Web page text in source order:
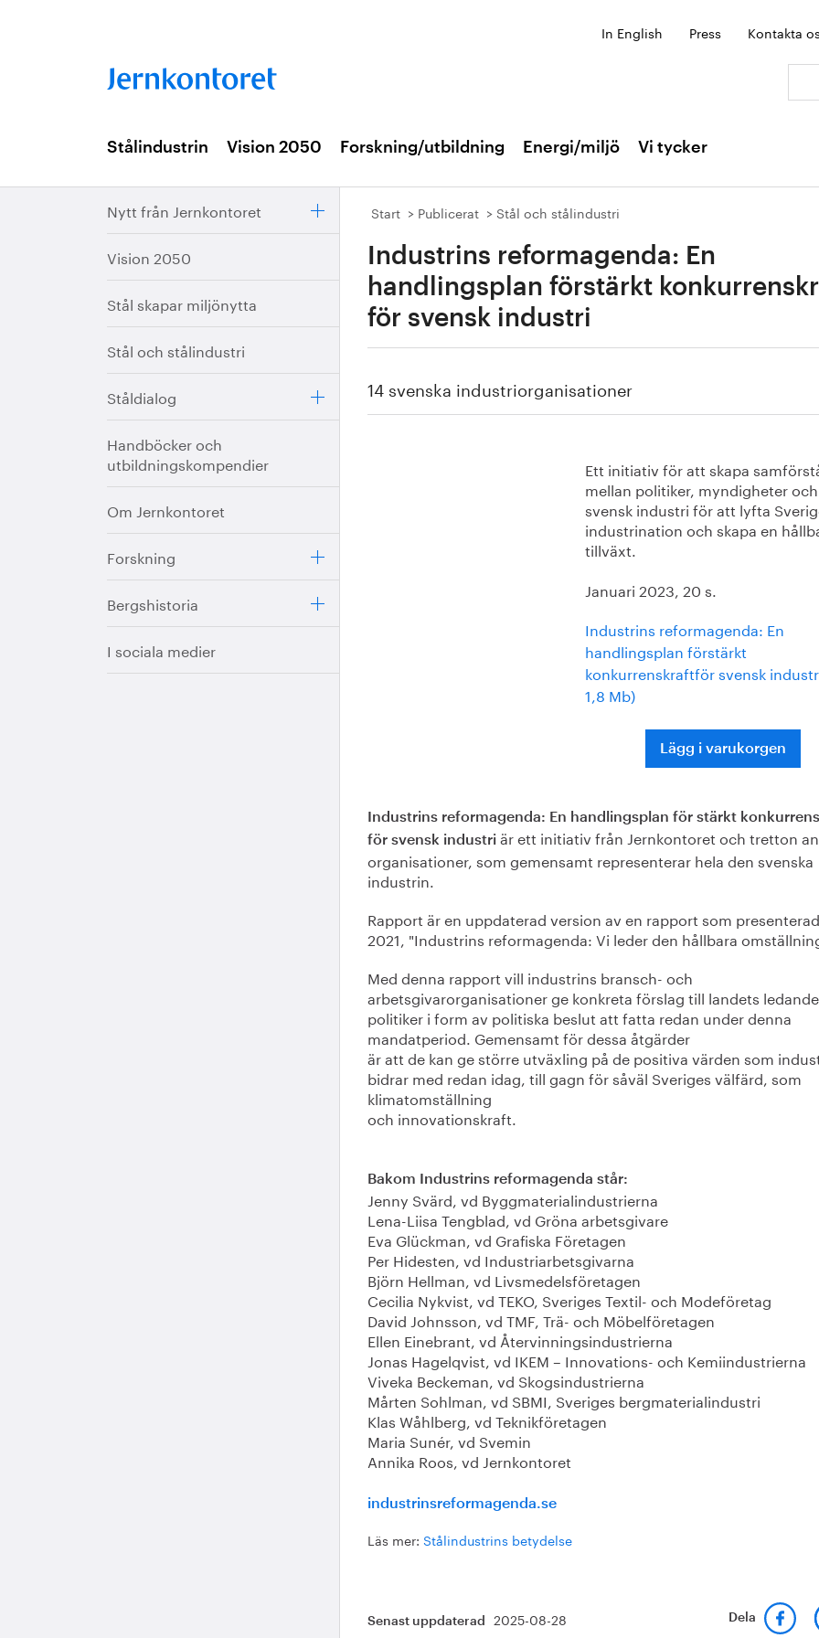
In English Press Kontakta
Stålindustrin Vision 2050 Forskning/utbildning Energi/miljö Vi tycker
Nytt från Jernkontoret
Vision 2050
Stål skapar miljönytta
Stål och stålindustri
Ståldialog
Handböcker och
utbildningskompendier
Om Jernkontoret
Forskning
Bergshistoria
I sociala medier
Start Publicerat Stål och stålindustri
Industrins reformagenda: En
handlingsplan förstärkt
för svensk industri
14 svenska industriorganisationer
Ett initiativ för att skapa
mellan politiker, myndigheter och
svensk industri för att lyfta
industrination och skapa en
tillväxt.
Januari 2023, 20 s.
Industrins reformagenda: En
handlingsplan förstärkt
konkurrenskraftför svensk
1,8 Mb)
Lägg i varukorgen
Industrins reformagenda: En handlingsplan för stärkt
för svensk industri är ett initiativ från Jernkontoret och tretton
organisationer, som gemensamt representerar hela den svenska
industrin.
Rapport är en uppdaterad version av en rapport som
2021, "Industrins reformagenda: Vi leder den hållbara
Med denna rapport vill industrins bransch- och
arbetsgivarorganisationer ge konkreta förslag till landets ledande
politiker i form av politiska beslut att fatta redan under denna
mandatperiod. Gemensamt för dessa åtgärder
är att de kan ge större utväxling på de positiva värden som
bidrar med redan idag, till gagn för såväl Sveriges välfärd, som
klimatomställning
och innovationskraft.
Bakom Industrins reformagenda står:
Jenny Svärd, vd Byggmaterialindustrierna
Lena-Liisa Tengblad, vd Gröna arbetsgivare
Eva Glückman, vd Grafiska Företagen
Per Hidesten, vd Industriarbetsgivarna
Björn Hellman, vd Livsmedelsföretagen
Cecilia Nykvist, vd TEKO, Sveriges Textil- och Modeföretag
David Johnsson, vd TMF, Trä- och Möbelföretagen
Ellen Einebrant, vd Återvinningsindustrierna
Jonas Hagelqvist, vd IKEM – Innovations- och Kemiindustrierna
Viveka Beckeman, vd Skogsindustrierna
Mårten Sohlman, vd SBMI, Sveriges bergmaterialindustri
Klas Wåhlberg, vd Teknikföretagen
Maria Sunér, vd Svemin
Annika Roos, vd Jernkontoret
industrinsreformagenda.se
Läs mer: Stålindustrins betydelse
Senast uppdaterad 2025-08-28 Dela